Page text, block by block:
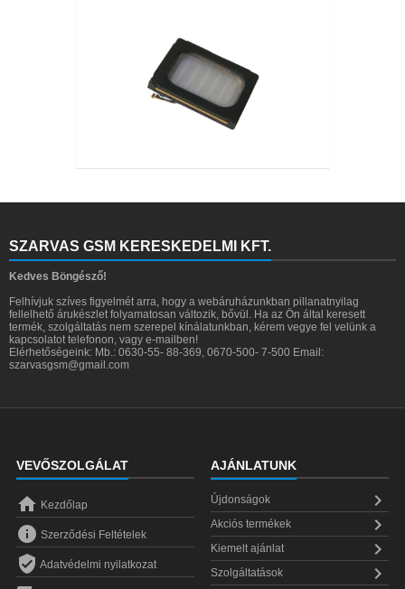
SZARVAS GSM KERESKEDELMI KFT.
Kedves Böngésző!
Felhívjuk szíves figyelmét arra, hogy a webáruházunkban pillanatnyilag
fellelhető árukészlet folyamatosan változik, bővül. Ha az Ön által keresett
termék, szolgáltatás nem szerepel kínálatunkban, kérem vegye fel velünk a
kapcsolatot telefonon, vagy e-mailben!
Elérhetőségeink: Mb.: 0630-55- 88-369, 0670-500- 7-500 Email:
szarvasgsm@gmail.com
VEVŐSZOLGÁLAT
 Kezdőlap
 Szerződési Feltételek
 Adatvédelmi nyilatkozat
AJÁNLATUNK
Újdonságok 
Akciós termékek 
Kiemelt ajánlat 
Szolgáltatások 